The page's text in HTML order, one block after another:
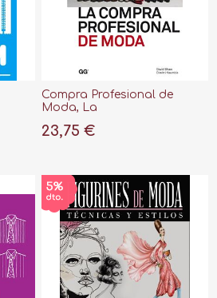
Compra Profesional de
Moda, La
23,75 €